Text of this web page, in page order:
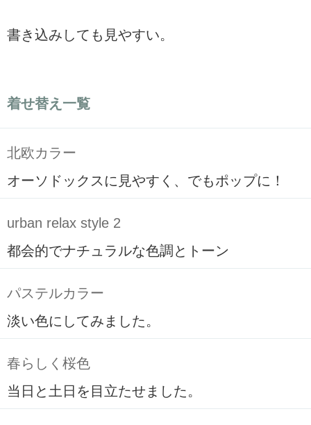
書き込みしても見やすい。
着せ替え一覧
北欧カラー
オーソドックスに見やすく、でもポップに！
urban relax style 2
都会的でナチュラルな色調とトーン
パステルカラー
淡い色にしてみました。
春らしく桜色
当日と土日を目立たせました。